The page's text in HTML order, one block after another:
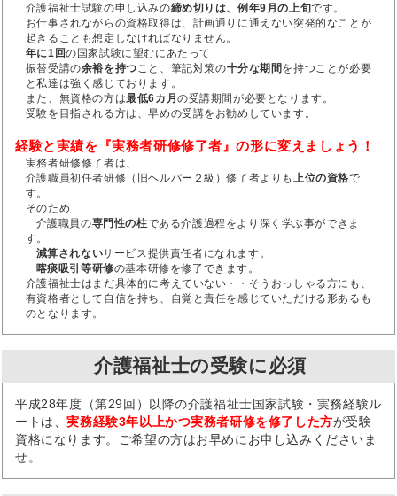
介護福祉士試験の申し込みの締め切りは、例年9月の上旬です。
お仕事されながらの資格取得は、計画通りに通えない突発的なことが
起きることも想定しなければなりません。
年に1回の国家試験に望むにあたって
振替受講の余裕を持つこと、筆記対策の十分な期間を持つことが必要
と私達は強く感じております。
また、無資格の方は最低6カ月の受講期間が必要となります。
受験を目指される方は、早めの受講をお勧めしています。
経験と実績を『実務者研修修了者』の形に変えましょう！
実務者研修修了者は、
介護職員初任者研修（旧ヘルパー２級）修了者よりも上位の資格で
す。
そのため
介護職員の専門性の柱である介護過程をより深く学ぶ事ができま
す。
減算されないサービス提供責任者になれます。
喀痰吸引等研修の基本研修を修了できます。
介護福祉士はまだ具体的に考えていない・・そうおっしゃる方にも、
有資格者として自信を持ち、自覚と責任を感じていただける形あるも
のとなります。
介護福祉士の受験に必須
平成28年度（第29回）以降の介護福祉士国家試験・実務経験ル
ートは、実務経験3年以上かつ実務者研修を修了した方が受験
資格になります。ご希望の方はお早めにお申し込みくださいま
せ。